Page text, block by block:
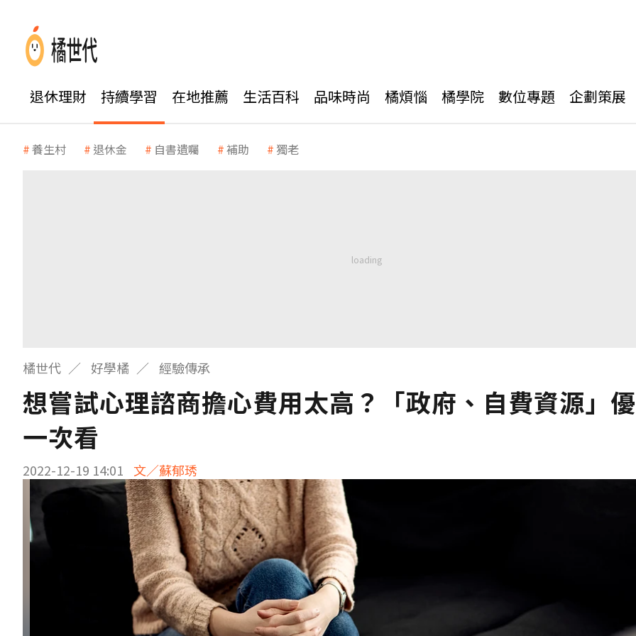
退休理財 持續學習 在地推薦 生活百科 品味時尚 橘煩惱 橘學院 數位專題 企劃策展
養生村 退休金 自書遺囑 補助 獨老
橘世代 好學橘 經驗傳承
想嘗試心理諮商擔心費用太高？「政府、自費資源」
一次看
2022-12-19 14:01 文／蘇郁琇